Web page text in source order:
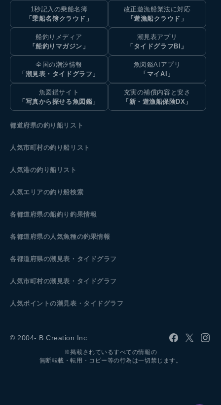
1秒記入の乗船名簿
「乗船名簿クラウド」
改正遊漁船業法に対応
「遊漁船クラウド」
船釣りメディア
「船釣りマガジン」
潮見表アプリ
「タイドグラフBI」
全国の潮汐情報
「潮見表・タイドグラフ」
魚図鑑AIアプリ
「マイAI」
魚図鑑サイト
「写真から探せる魚図鑑」
充実の補償内容と安さ
「新・遊漁船保険DX」
都道府県の釣り船リスト
人気市町村の釣り船リスト
人気港の釣り船リスト
人気エリアの釣り船検索
各都道府県の船釣り釣果情報
各都道府県の人気魚種の釣果情報
各都道府県の潮見表 ・タイドグラフ
人気市町村の潮見表・タイドグラフ
人気ポイントの潮見表・タイドグラフ
© 2004- B.Creation Inc.
※掲載されているすべての情報の
無断転載・転用・コピー等の行為は一切禁じます。